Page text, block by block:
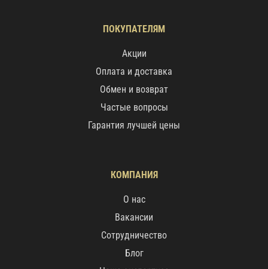
ПОКУПАТЕЛЯМ
Акции
Оплата и доставка
Обмен и возврат
Частые вопросы
Гарантия лучшей цены
КОМПАНИЯ
О нас
Вакансии
Сотрудничество
Блог